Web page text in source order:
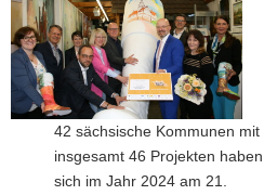
Sächsischen
Staatspreise
für
Gründen,
Transfer
und
Innovation
2025"
42 sächsische Kommunen mit
insgesamt 46 Projekten haben
sich im Jahr 2024 am 21.